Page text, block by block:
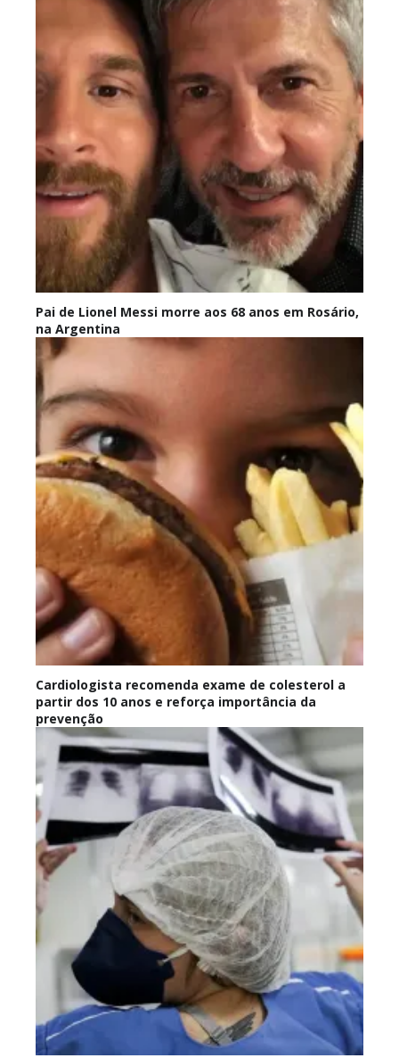
Pai de Lionel Messi morre aos 68 anos em Rosário,
na Argentina
Cardiologista recomenda exame de colesterol a
partir dos 10 anos e reforça importância da
prevenção